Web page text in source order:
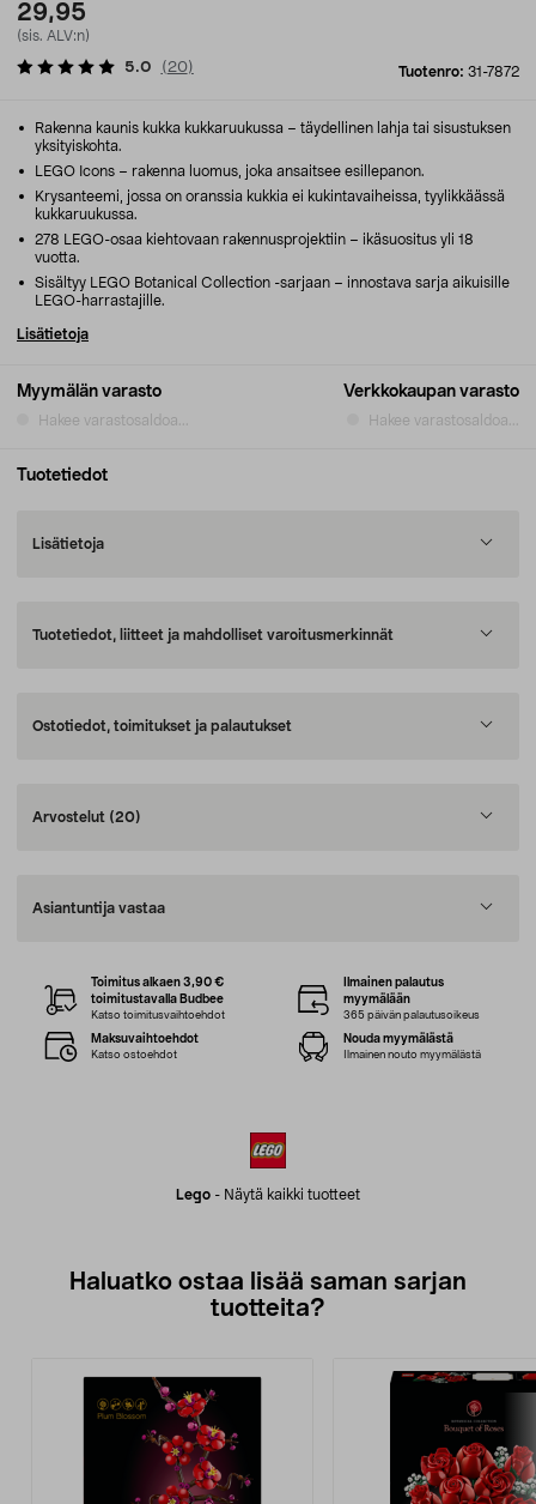
29,95
(sis. ALV:n)
Tuotenro: 31-7872
5.0 ( 20)
Myymälän varasto
Hakee varastosaldoa...
Verkkokaupan varasto
Hakee varastosaldoa...
Rakenna kaunis kukka kukkaruukussa – täydellinen lahja tai sisustuksen
yksityiskohta.
LEGO Icons – rakenna luomus, joka ansaitsee esillepanon.
Krysanteemi, jossa on oranssia kukkia ei kukintavaiheissa, tyylikkäässä
kukkaruukussa.
278 LEGO-osaa kiehtovaan rakennusprojektiin – ikäsuositus yli 18
vuotta.
Sisältyy LEGO Botanical Collection -sarjaan – innostava sarja aikuisille
LEGO-harrastajille.
Lisätietoja
Tuotetiedot
Lisätietoja
Tuotetiedot, liitteet ja mahdolliset varoitusmerkinnät
Ostotiedot, toimitukset ja palautukset
Arvostelut (20)
Asiantuntija vastaa
Lego - Näytä kaikki tuotteet
Toimitus alkaen 3,90 €
toimitustavalla Budbee
Katso toimitusvaihtoehdot
Ilmainen palautus
myymälään
365 päivän palautusoikeus
Maksuvaihtoehdot
Katso ostoehdot
Nouda myymälästä
Ilmainen nouto myymälästä
Haluatko ostaa lisää saman sarjan
tuotteita?